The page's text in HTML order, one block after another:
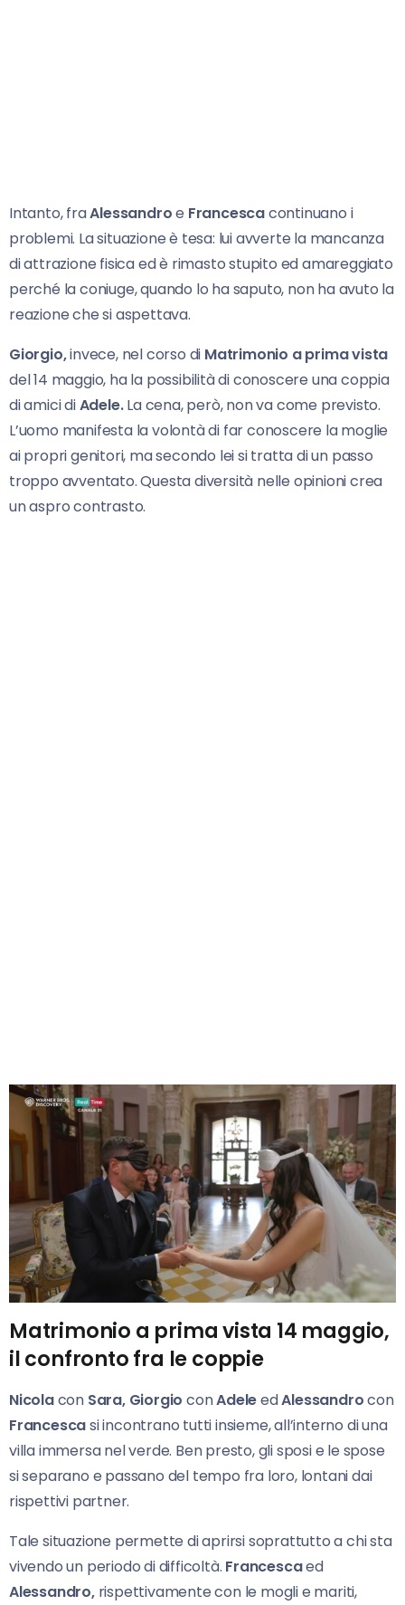
Intanto, fraAlessandroe Francescacontinuano i
problemi. La situazione è tesa: lui avverte la mancanza
di attrazione fisica ed è rimasto stupito ed amareggiato
perché la coniuge, quando lo ha saputo, non ha avuto la
reazione che si aspettava.
Giorgio,invece, nel corso di Matrimonio a prima vista
del 14 maggio, ha la possibilità di conoscere una coppia
di amici diAdele.La cena, però, non va come previsto.
L’uomo manifesta la volontà di far conoscere la moglie
ai propri genitori, ma secondo lei si tratta di un passo
troppo avventato. Questa diversità nelle opinioni crea
un aspro contrasto.
Matrimonio a prima vista 14 maggio,
il confronto fra le coppie
Nicolacon Sara, Giorgio conAdeleedAlessandrocon
Francescasi incontrano tutti insieme, all’interno di una
villa immersa nel verde. Ben presto, gli sposi e le spose
si separano e passano del tempo fra loro, lontani dai
rispettivi partner.
Tale situazione permette di aprirsi soprattutto a chi sta
vivendo un periodo di difficoltà. Francescaed
Alessandro,rispettivamente con le mogli e mariti,